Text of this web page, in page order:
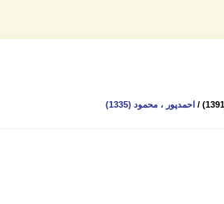
/ احمدپور ، محمود (1335)